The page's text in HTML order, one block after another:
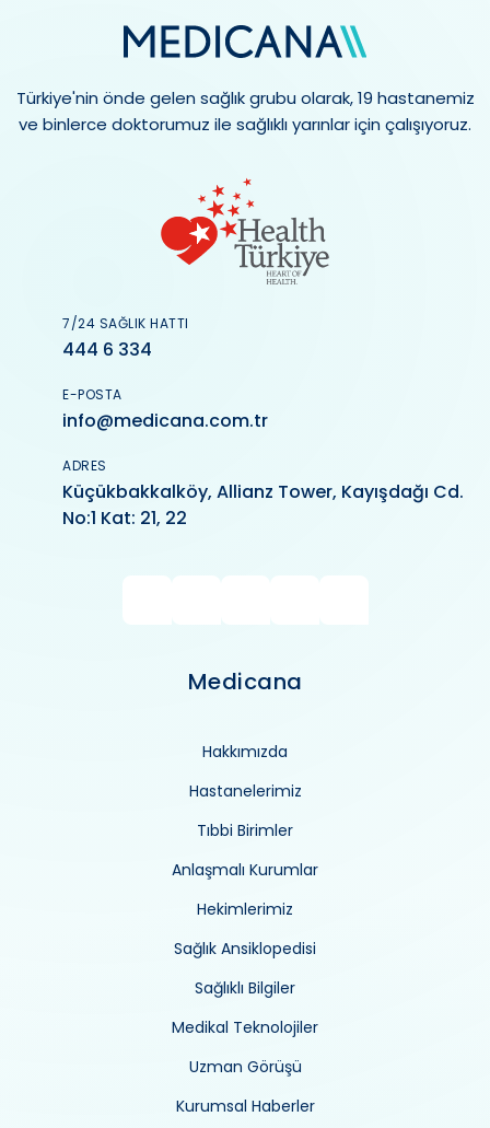
Türkiye'nin önde gelen sağlık grubu olarak, 19 hastanemiz
ve binlerce doktorumuz ile sağlıklı yarınlar için çalışıyoruz.
7/24 SAĞLIK HATTI
444 6 334
E-POSTA
info@medicana.com.tr
ADRES
Küçükbakkalköy, Allianz Tower, Kayışdağı Cd.
No:1 Kat: 21, 22
Medicana
Hakkımızda
Hastanelerimiz
Tıbbi Birimler
Anlaşmalı Kurumlar
Hekimlerimiz
Sağlık Ansiklopedisi
Sağlıklı Bilgiler
Medikal Teknolojiler
Uzman Görüşü
Kurumsal Haberler